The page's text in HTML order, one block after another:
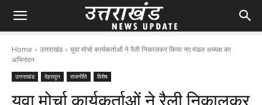
Home उत्तराखंड
युवा मोर्चा कार्यकर्ताओं ने रैली निकालकर किया नए मंडल अध्यक्ष का
अभिनंदन
उत्तराखंड देहरादून राजनीति विशेष
युवा मोर्चा कार्यकर्ताओं ने रैली निकालकर